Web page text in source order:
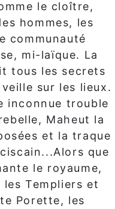
le cloître,
hommes, les
communauté
mi-laïque. La
tous les secrets
sur les lieux.
inconnue trouble
Maheut la
et la traque
que
le royaume,
Templiers et
Porette, les